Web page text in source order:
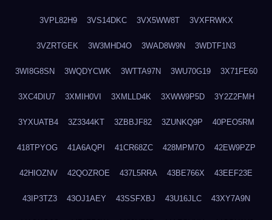
3VPL82H9 3VS14DKC 3VX5WW8T 3VXFRWKX
3VZRTGEK 3W3MHD4O 3WAD8W9N 3WDTF1N3
3WI8G8SN 3WQDYCWK 3WTTA97N 3WU70G19 3X71FE60
3XC4DIU7 3XMIH0VI 3XMLLD4K 3XWW9P5D 3Y2Z2FMH
3YXUATB4 3Z3344KT 3ZBBJF82 3ZUNKQ9P 40PEO5RM
418TPYOG 41A6AQPI 41CR68ZC 428MPM7O 42EW9PZP
42HIOZNV 42QOZROE 437L5RRA 43BE766X 43EEF23E
43IP3TZ3 43OJ1AEY 43SSFXBJ 43U16JLC 43XY7A9N